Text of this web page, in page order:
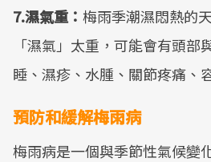
7.濕氣重： 梅雨季潮濕悶熱的
「濕氣」太重，可能會有頭部
睡、濕疹、水腫、關節疼痛、
預防和緩解梅雨病
梅雨病是一個與季節性氣候變